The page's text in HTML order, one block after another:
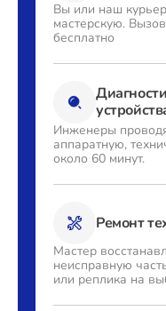
Вы или наш
мастерскую. Вызов
бесплатно
Инженеры
аппаратную,
около 60 минут.
Ремонт
Мастер
неисправную
или реплика на